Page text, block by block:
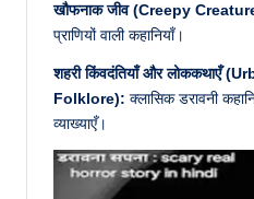
खौफनाक जीव (Creepy
प्राणियों वाली कहानियाँ।
शहरी किंवदंतियाँ और लोककथाएँ
Folklore): क्लासिक डरावनी
व्याख्याएँ।